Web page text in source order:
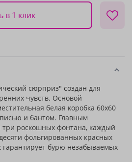
в 1 клик
сюрприз" создан для
чувств. Основой
белая коробка 60х60
и бантом. Главным
роскошных фонтана, каждый
фольгированных красных
гарантирует бурю незабываемых